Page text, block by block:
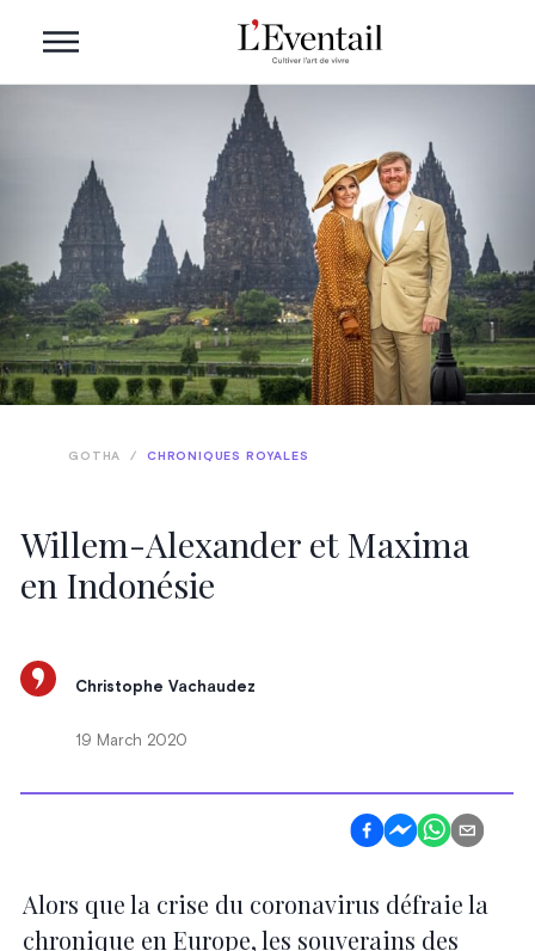
Willem-Alexander et Maxima
en Indonésie
GOTHA / CHRONIQUES ROYALES
Christophe Vachaudez
19 March 2020
Alors que la crise du coronavirus défraie la
chronique en Europe, les souverains des